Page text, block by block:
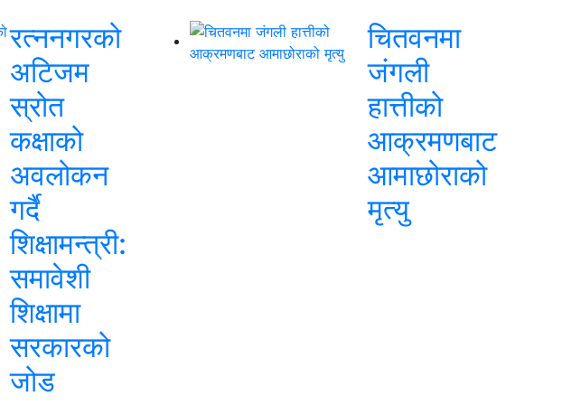
रत्ननगरको
अटिजम
स्रोत
कक्षाको
अवलोकन
गर्दै
शिक्षामन्त्री:
समावेशी
शिक्षामा
सरकारको
जोड
चितवनमा
जंगली
हात्तीको
आक्रमणबाट
आमाछोराको
मृत्यु